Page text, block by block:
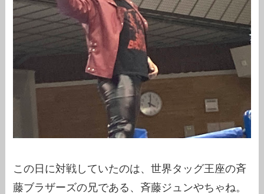
この日に対戦していたのは、世界タッグ王座の斉
藤ブラザーズの兄である、斉藤ジュンやちゃね。